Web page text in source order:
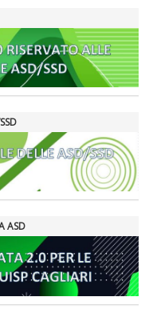
le nostre specificità"
ASD